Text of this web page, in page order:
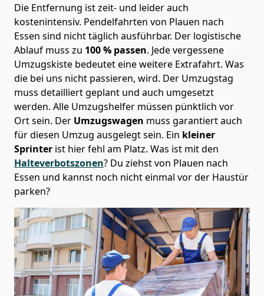
Die Entfernung ist zeit- und leider auch
kostenintensiv. Pendelfahrten von Plauen nach
Essen sind nicht täglich ausführbar. Der logistische
Ablauf muss zu 100 % passen. Jede vergessene
Umzugskiste bedeutet eine weitere Extrafahrt. Was
die bei uns nicht passieren, wird. Der Umzugstag
muss detailliert geplant und auch umgesetzt
werden. Alle Umzugshelfer müssen pünktlich vor
Ort sein. Der Umzugswagen muss garantiert auch
für diesen Umzug ausgelegt sein. Ein kleiner
Sprinter ist hier fehl am Platz. Was ist mit den
Halteverbotszonen? Du ziehst von Plauen nach
Essen und kannst noch nicht einmal vor der Haustür
parken?